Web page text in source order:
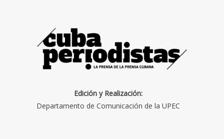
Edición y Realización:
Departamento de Comunicación de la UPEC